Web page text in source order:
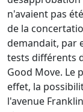
n'avaient pas
de la
demandait, par
tests différents
Good Move. Le
effet, la
l'avenue